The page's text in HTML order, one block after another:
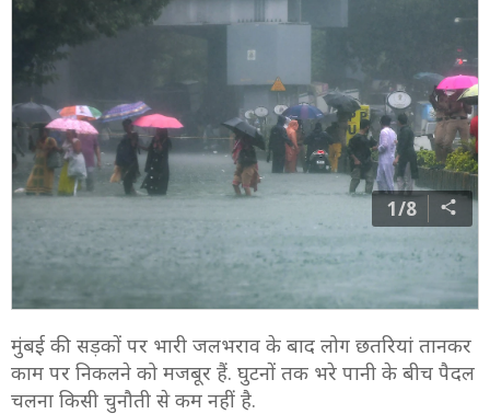
1/8
मुंबई की सड़कों पर भारी जलभराव के बाद लोग छतरियां तानकर
काम पर निकलने को मजबूर हैं. घुटनों तक भरे पानी के बीच पैदल
चलना किसी चुनौती से कम नहीं है.